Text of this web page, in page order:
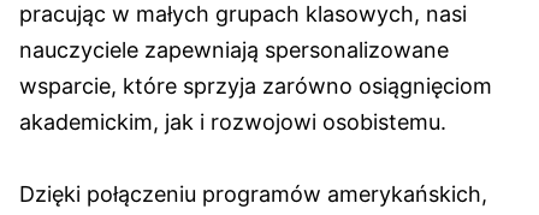
pracując w małych grupach klasowych, nasi
nauczyciele zapewniają spersonalizowane
wsparcie, które sprzyja zarówno osiągnięciom
akademickim, jak i rozwojowi osobistemu.​
Dzięki połączeniu programów amerykańskich,